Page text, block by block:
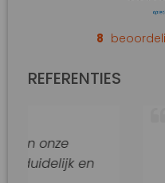
8
REFERENTIES
en